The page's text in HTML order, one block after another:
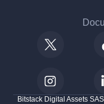
Bitstack Digital Assets